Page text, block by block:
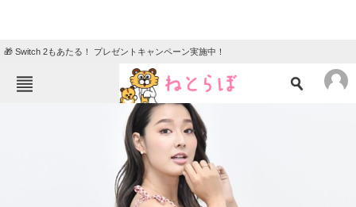
🎁 Switch 2もあたる！ プレゼントキャンペーン実施中！
ニュース
クイズ
地域